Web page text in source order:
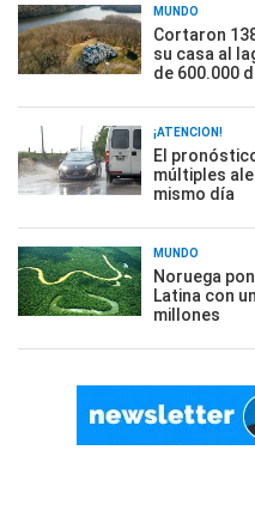
MUNDO
Cortaron
su casa al
de 600.000
¡ATENCIÓN!
El
múltiples
mismo día
MUNDO
Noruega
Latina con
millones